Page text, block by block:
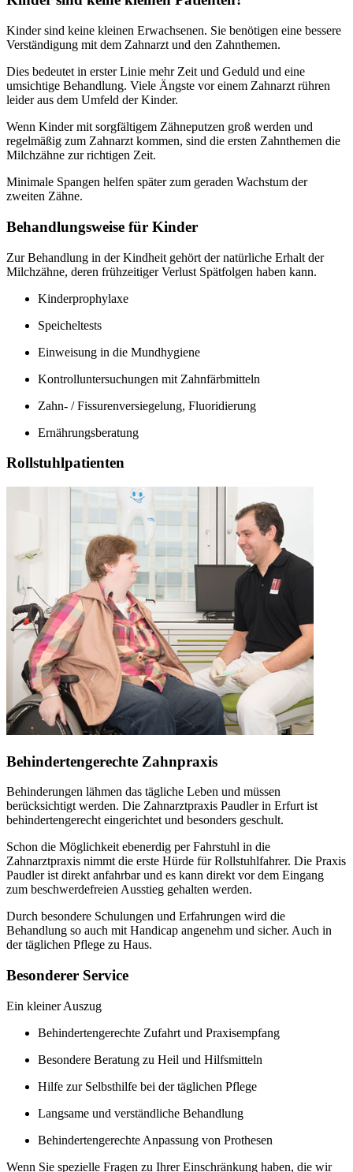
Kinder sind keine kleinen Erwachsenen. Sie benötigen eine bessere
Verständigung mit dem Zahnarzt und den Zahnthemen.
Dies bedeutet in erster Linie mehr Zeit und Geduld und eine
umsichtige Behandlung. Viele Ängste vor einem Zahnarzt rühren
leider aus dem Umfeld der Kinder.
Wenn Kinder mit sorgfältigem Zähneputzen groß werden und
regelmäßig zum Zahnarzt kommen, sind die ersten Zahnthemen die
Milchzähne zur richtigen Zeit.
Minimale Spangen helfen später zum geraden Wachstum der
zweiten Zähne.
Behandlungsweise für Kinder
Zur Behandlung in der Kindheit gehört der natürliche Erhalt der
Milchzähne, deren frühzeitiger Verlust Spätfolgen haben kann.
Kinderprophylaxe
Speicheltests
Einweisung in die Mundhygiene
Kontrolluntersuchungen mit Zahnfärbmitteln
Zahn- / Fissurenversiegelung, Fluoridierung
Ernährungsberatung
Rollstuhlpatienten
Behindertengerechte Zahnpraxis
Behinderungen lähmen das tägliche Leben und müssen
berücksichtigt werden. Die Zahnarztpraxis Paudler in Erfurt ist
behindertengerecht eingerichtet und besonders geschult.
Schon die Möglichkeit ebenerdig per Fahrstuhl in die
Zahnarztpraxis nimmt die erste Hürde für Rollstuhlfahrer. Die Praxis
Paudler ist direkt anfahrbar und es kann direkt vor dem Eingang
zum beschwerdefreien Ausstieg gehalten werden.
Durch besondere Schulungen und Erfahrungen wird die
Behandlung so auch mit Handicap angenehm und sicher. Auch in
der täglichen Pflege zu Haus.
Besonderer Service
Ein kleiner Auszug
Behindertengerechte Zufahrt und Praxisempfang
Besondere Beratung zu Heil und Hilfsmitteln
Hilfe zur Selbsthilfe bei der täglichen Pflege
Langsame und verständliche Behandlung
Behindertengerechte Anpassung von Prothesen
Wenn Sie spezielle Fragen zu Ihrer Einschränkung haben, die wir